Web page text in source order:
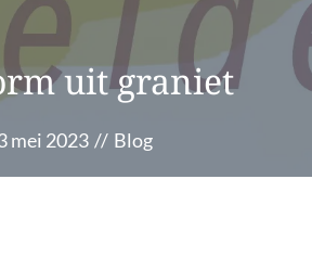
uit graniet
mei 2023 // Blog